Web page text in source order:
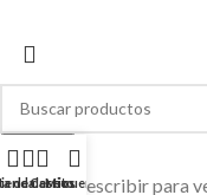
Buscar
Empiece a escribir para
de deseos
Carrito
Mi cuenta